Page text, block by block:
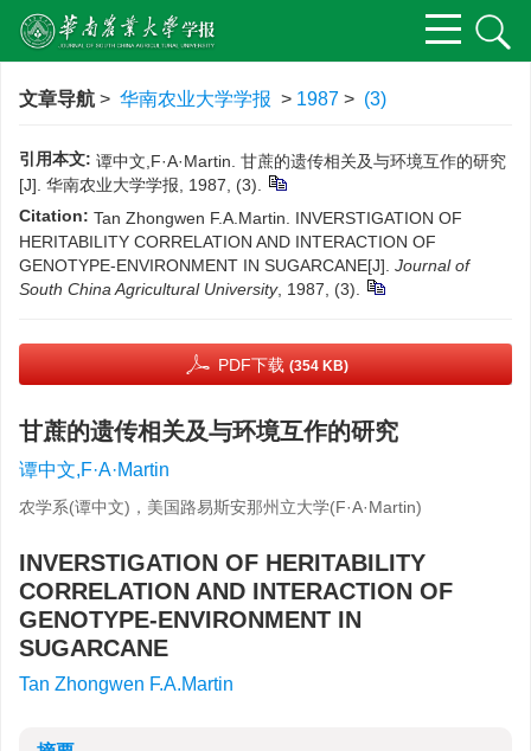
文章导航 > 华南农业大学学报 > 1987 > (3)
引用本文: 谭中文,F·A·Martin. 甘蔗的遗传相关及与环境互作的研究
[J]. 华南农业大学学报, 1987, (3).
Citation: Tan Zhongwen F.A.Martin. INVERSTIGATION OF
HERITABILITY CORRELATION AND INTERACTION OF
GENOTYPE-ENVIRONMENT IN SUGARCANE[J]. Journal of
South China Agricultural University, 1987, (3).
PDF下载 (354 KB)
甘蔗的遗传相关及与环境互作的研究
谭中文,F·A·Martin
农学系(谭中文)，美国路易斯安那州立大学(F·A·Martin)
INVERSTIGATION OF HERITABILITY
CORRELATION AND INTERACTION OF
GENOTYPE-ENVIRONMENT IN
SUGARCANE
Tan Zhongwen F.A.Martin